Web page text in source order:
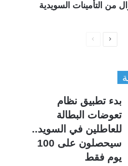
من التأمينات السويدية
ا
ل
س
ا
ة
ا
ل
ت
ا
بدء تطبيق نظام
تعوضات البطالة
للعاطلين في السويد..
سيحصلون على 100
يوم فقط